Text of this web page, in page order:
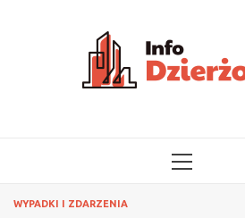
PRIMARY
WYPADKI I ZDARZENIA